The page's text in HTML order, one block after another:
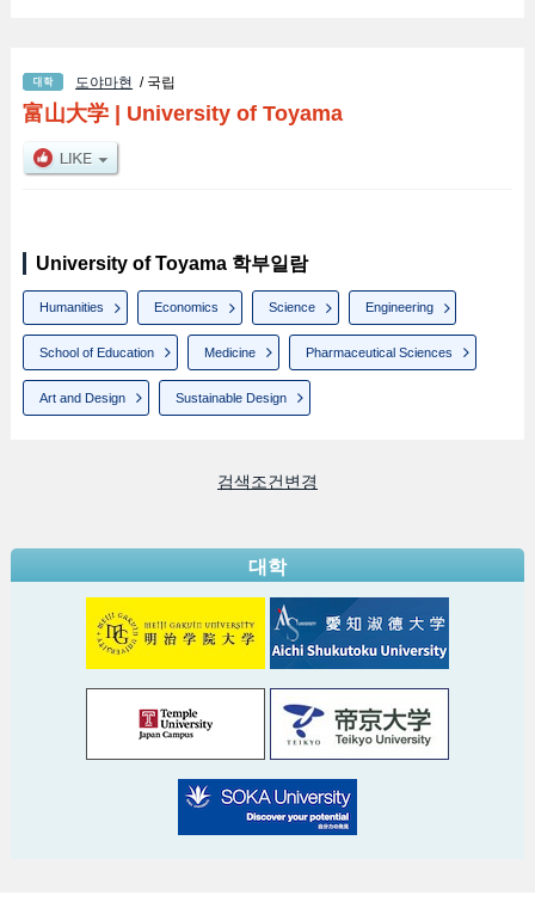
도야마현 / 국립
富山大学| University of Toyama
University of Toyama 학부일람
Humanities Economics Science Engineering
School of Education Medicine Pharmaceutical Sciences
Art and Design Sustainable Design
검색조건변경
대학